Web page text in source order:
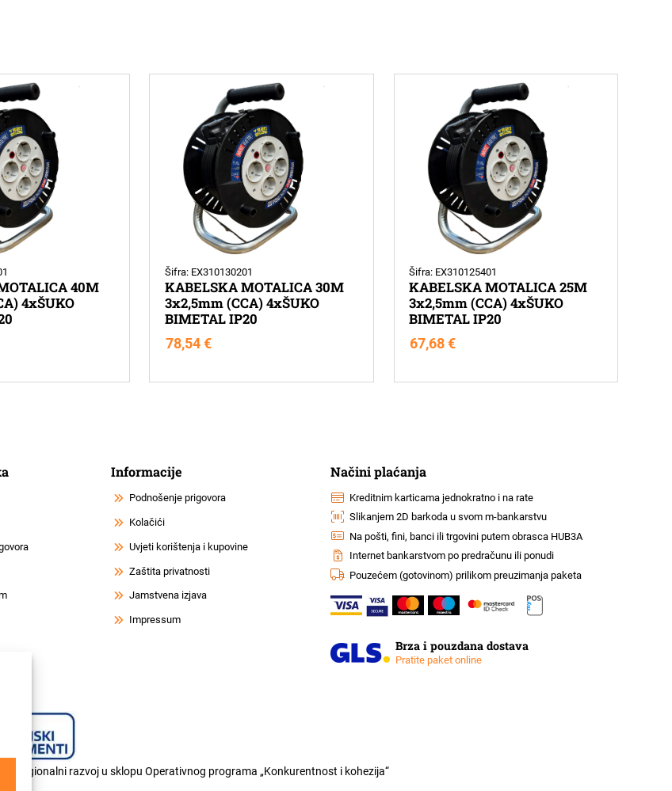
40M
4xŠUKO
Šifra: EX310130201
KABELSKA MOTALICA 30M
3x2,5mm (CCA) 4xŠUKO
BIMETAL IP20
78,54 €
Šifra: EX310125401
KABELSKA MOTALICA 25M
3x2,5mm (CCA) 4xŠUKO
BIMETAL IP20
67,68€
Informacije
Podnošenje prigovora
Kolačići
Uvjeti korištenja i kupovine
Zaštita privatnosti
Jamstvena izjava
Impressum
Načini plaćanja
Kreditnim karticama jednokratno i na rate
Slikanjem 2D barkoda u svom m-bankarstvu
Na pošti, fini, banci ili trgovini putem obrasca HUB3A
Internet bankarstvom po predračunu ili ponudi
Pouzećem (gotovinom) prilikom preuzimanja paketa
Brza i pouzdana dostava
Pratite paket online
regionalni razvoj u sklopu Operativnog programa „Konkurentnost i kohezija“